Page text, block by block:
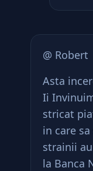
@ Robert
Asta
Ii
stricat
in care
strainii
la Banca